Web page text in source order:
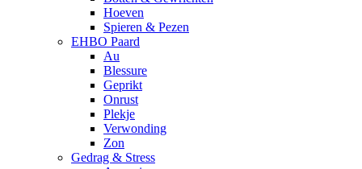
Hoeven
Spieren & Pezen
EHBO Paard
Au
Blessure
Geprikt
Onrust
Plekje
Verwonding
Zon
Gedrag & Stress